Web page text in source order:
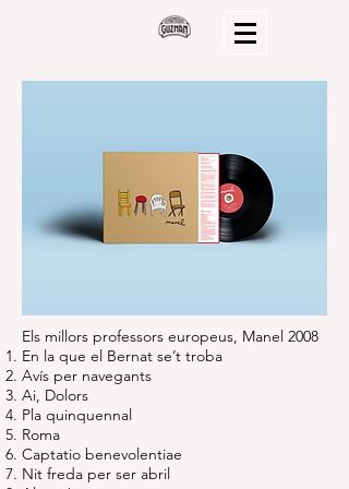
Els millors professors europeus, Manel 2008
En la que el Bernat se’t troba
Avís per navegants
Ai, Dolors
Pla quinquennal
Roma
Captatio benevolentiae
Nit freda per ser abril